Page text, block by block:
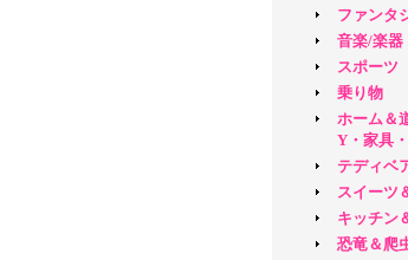
ファンタ
音楽/楽器
スポーツ
乗り物
ホーム＆
Y・家具
テディベ
スイーツ
キッチン
恐竜＆爬